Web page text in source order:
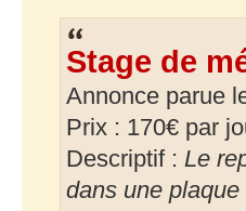
Stage de
Annonce parue
Prix : 170€ par
Descriptif : Le
dans une